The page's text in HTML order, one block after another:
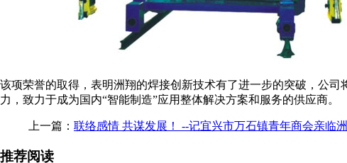
该项荣誉的取得，表明洲翔的焊接创新技术有了进一步的突破，公
力，致力于成为国内“智能制造”应用整体解决方案和服务的供应商。
上一篇： 联络感情 共谋发展！ --记宜兴市万石镇青年商会亲临
推荐阅读